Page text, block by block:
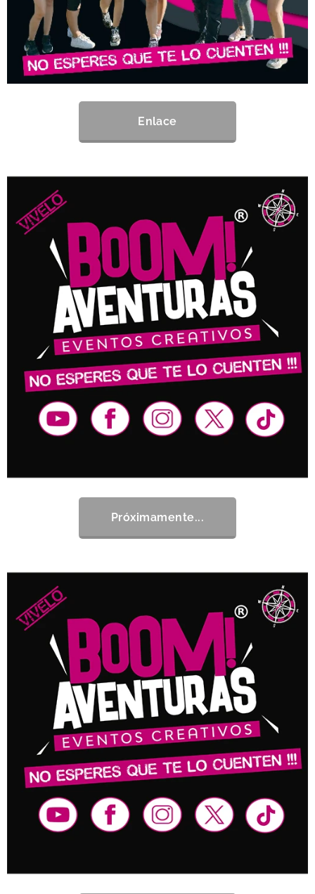
Enlace
Próximamente...